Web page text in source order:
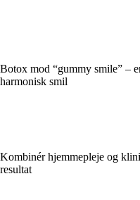
Botox mod “gummy smile” –
harmonisk smil
Kombinér hjemmepleje og
resultat